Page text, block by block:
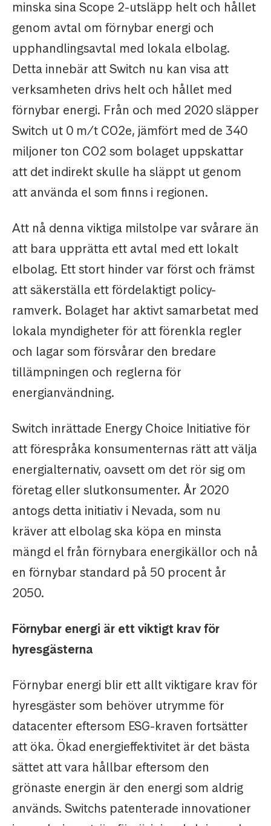
minska sina Scope 2-utsläpp helt och hållet
genom avtal om förnybar energi och
upphandlingsavtal med lokala elbolag.
Detta innebär att Switch nu kan visa att
verksamheten drivs helt och hållet med
förnybar energi. Från och med 2020 släpper
Switch ut 0 m/t CO2e, jämfört med de 340
miljoner ton CO2 som bolaget uppskattar
att det indirekt skulle ha släppt ut genom
att använda el som finns i regionen.
Att nå denna viktiga milstolpe var svårare än
att bara upprätta ett avtal med ett lokalt
elbolag. Ett stort hinder var först och främst
att säkerställa ett fördelaktigt policy-
ramverk. Bolaget har aktivt samarbetat med
lokala myndigheter för att förenkla regler
och lagar som försvårar den bredare
tillämpningen och reglerna för
energianvändning.
Switch inrättade Energy Choice Initiative för
att förespråka konsumenternas rätt att välja
energialternativ, oavsett om det rör sig om
företag eller slutkonsumenter. År 2020
antogs detta initiativ i Nevada, som nu
kräver att elbolag ska köpa en minsta
mängd el från förnybara energikällor och nå
en förnybar standard på 50 procent år
2050.
Förnybar energi är ett viktigt krav för
hyresgästerna
Förnybar energi blir ett allt viktigare krav för
hyresgäster som behöver utrymme för
datacenter eftersom ESG-kraven fortsätter
att öka. Ökad energieffektivitet är det bästa
sättet att vara hållbar eftersom den
grönaste energin är den energi som aldrig
används. Switchs patenterade innovationer